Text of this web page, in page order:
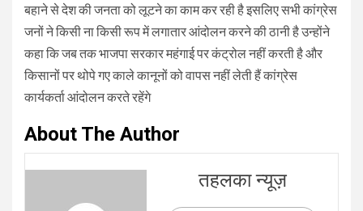
बहाने से देश की जनता को लूटने का काम कर रही है इसलिए सभी कांग्रेस
जनों ने किसी ना किसी रूप में लगातार आंदोलन करने की ठानी है उन्होंने
कहा कि जब तक भाजपा सरकार महंगाई पर कंट्रोल नहीं करती है और
किसानों पर थोपे गए काले कानूनों को वापस नहीं लेती हैं कांग्रेस
कार्यकर्ता आंदोलन करते रहेंगे
About The Author
तहलका न्यूज़